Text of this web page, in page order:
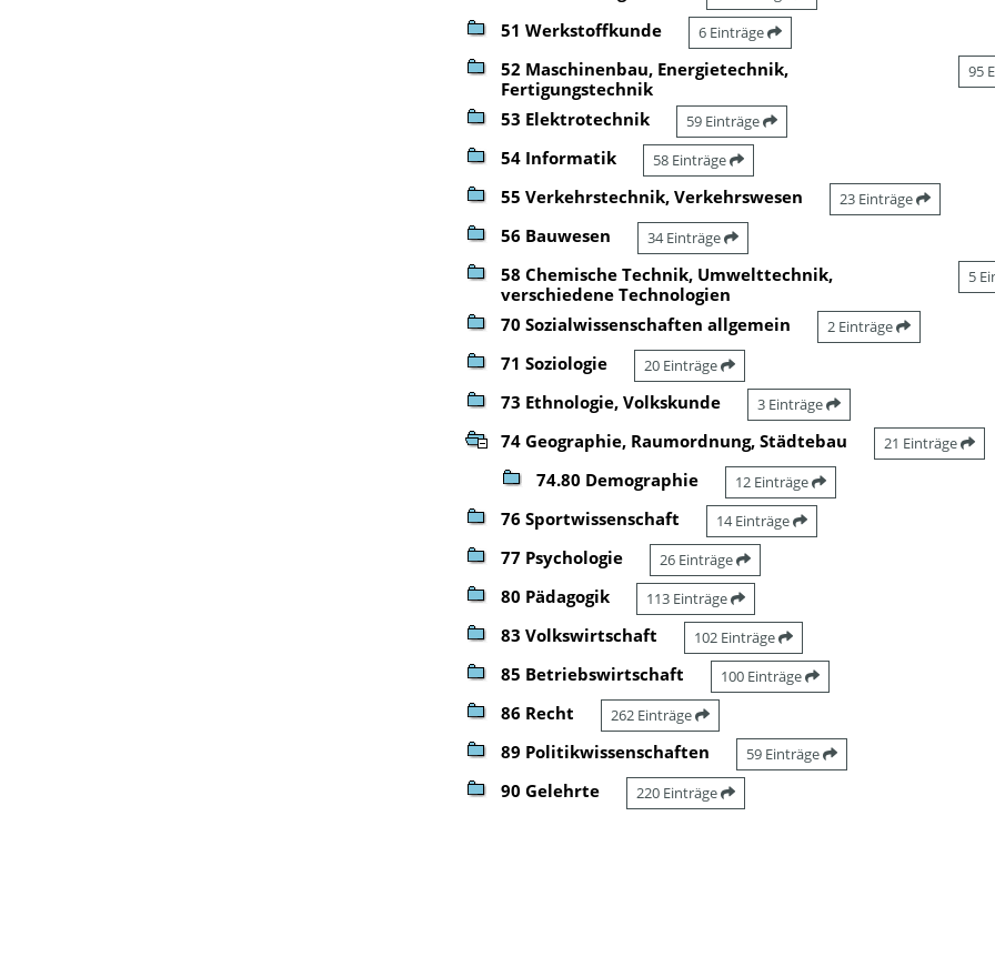
51 Werkstoffkunde 6 Einträge
52 Maschinenbau, Energietechnik,
Fertigungstechnik
95
53 Elektrotechnik 59 Einträge
54 Informatik 58 Einträge
55 Verkehrstechnik, Verkehrswesen 23 Einträge
56 Bauwesen 34 Einträge
58 Chemische Technik, Umwelttechnik,
verschiedene Technologien
5
70 Sozialwissenschaften allgemein 2 Einträge
71 Soziologie 20 Einträge
73 Ethnologie, Volkskunde 3 Einträge
74 Geographie, Raumordnung, Städtebau 21 Einträge
74.80 Demographie 12 Einträge
76 Sportwissenschaft 14 Einträge
77 Psychologie 26 Einträge
80 Pädagogik 113 Einträge
83 Volkswirtschaft 102 Einträge
85 Betriebswirtschaft 100 Einträge
86 Recht 262 Einträge
89 Politikwissenschaften 59 Einträge
90 Gelehrte 220 Einträge